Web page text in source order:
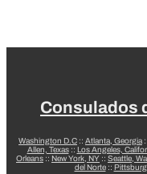
Consulados
Washington D.C :: Atlanta, Georgia ::
Allen, Texas:: Los Angeles,
Orleans :: New York, NY :: Seattle,
del Norte::